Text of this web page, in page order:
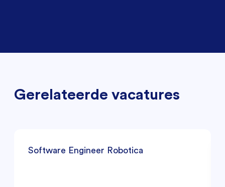
Gerelateerde vacatures
Software Engineer Robotica